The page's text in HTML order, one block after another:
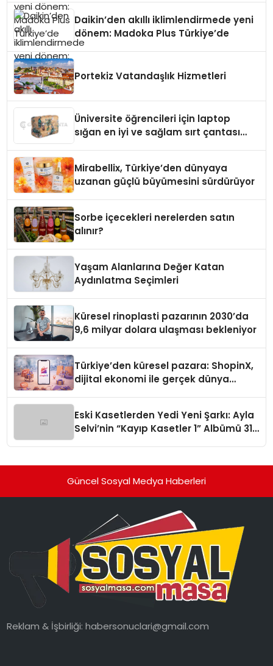
Daikin’den akıllı iklimlendirmede yeni
dönem: Madoka Plus Türkiye’de
Portekiz Vatandaşlık Hizmetleri
Üniversite öğrencileri için laptop
sığan en iyi ve sağlam sırt çantası
Mirabellix, Türkiye’den dünyaya
uzanan güçlü büyümesini sürdürüyor
Sorbe içecekleri nerelerden satın
alınır?
Yaşam Alanlarına Değer Katan
Aydınlatma Seçimleri
Küresel rinoplasti pazarının 2030’da
9,6 milyar dolara ulaşması bekleniyor
Türkiye’den küresel pazara: ShopinX,
dijital ekonomi ile gerçek dünya
Eski Kasetlerden Yedi Yeni Şarkı: Ayla
Selvi’nin “Kayıp Kasetler 1” Albümü 31
Güncel Sosyal Medya Haberleri
Reklam & İşbirliği:habersonuclari@gmail.com